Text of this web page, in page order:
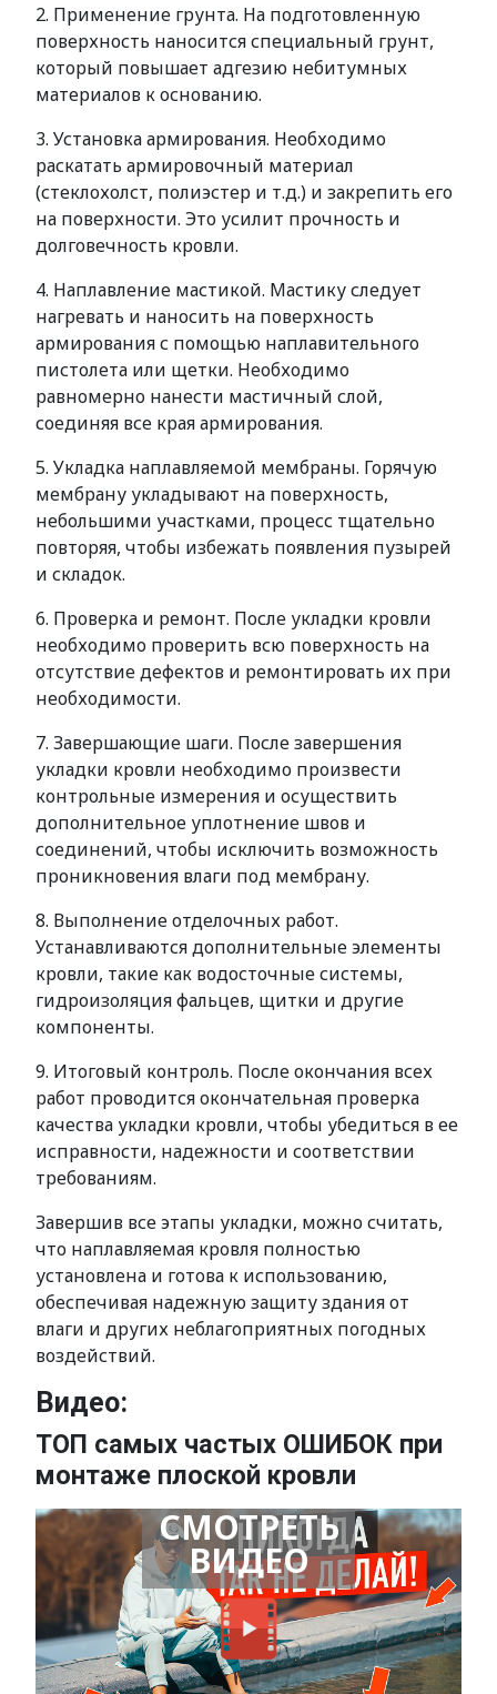
2. Применение грунта. На подготовленную
поверхность наносится специальный грунт,
который повышает адгезию небитумных
материалов к основанию.
3. Установка армирования. Необходимо
раскатать армировочный материал
(стеклохолст, полиэстер и т.д.) и закрепить его
на поверхности. Это усилит прочность и
долговечность кровли.
4. Наплавление мастикой. Мастику следует
нагревать и наносить на поверхность
армирования с помощью наплавительного
пистолета или щетки. Необходимо
равномерно нанести мастичный слой,
соединяя все края армирования.
5. Укладка наплавляемой мембраны. Горячую
мембрану укладывают на поверхность,
небольшими участками, процесс тщательно
повторяя, чтобы избежать появления пузырей
и складок.
6. Проверка и ремонт. После укладки кровли
необходимо проверить всю поверхность на
отсутствие дефектов и ремонтировать их при
необходимости.
7. Завершающие шаги. После завершения
укладки кровли необходимо произвести
контрольные измерения и осуществить
дополнительное уплотнение швов и
соединений, чтобы исключить возможность
проникновения влаги под мембрану.
8. Выполнение отделочных работ.
Устанавливаются дополнительные элементы
кровли, такие как водосточные системы,
гидроизоляция фальцев, щитки и другие
компоненты.
9. Итоговый контроль. После окончания всех
работ проводится окончательная проверка
качества укладки кровли, чтобы убедиться в ее
исправности, надежности и соответствии
требованиям.
Завершив все этапы укладки, можно считать,
что наплавляемая кровля полностью
установлена и готова к использованию,
обеспечивая надежную защиту здания от
влаги и других неблагоприятных погодных
воздействий.
Видео:
ТОП самых частых ОШИБОК при
монтаже плоской кровли
СМОТРЕТЬ
ВИДЕО